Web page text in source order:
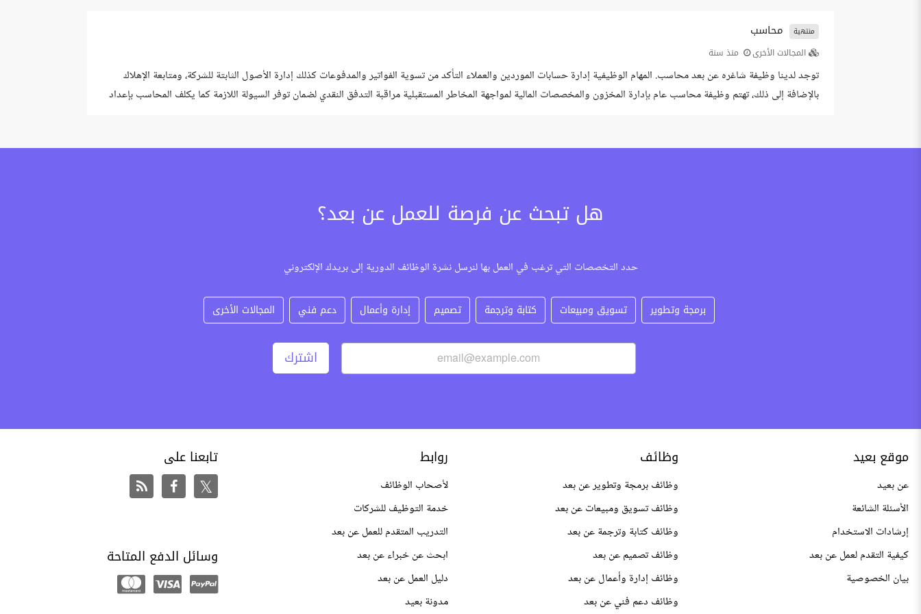
منتهية محاسب
المجالات الأخرى منذ سنة
توجد لدينا وظيفة شاغره عن بعد محاسب. المهام الوظيفية إدارة حسابات الموردين والعملاء التأكد من تسوية الفواتير والمدفوعات كذلك إدارة الأصول الثابتة للشركة، ومتابعة الإهلاك
بالإضافة إلى ذلك، تهتم وظيفة محاسب عام بإدارة المخزون والمخصصات المالية لمواجهة المخاطر المستقبلية مراقبة التدفق النقدي لضمان توفر السيولة اللازمة كما يكلف المحاسب بإعداد
هل تبحث عن فرصة للعمل عن بعد؟
حدد التخصصات التي ترغب في العمل بها لنرسل نشرة الوظائف الدورية إلى بريدك الإلكتروني
برمجة وتطوير تسويق ومبيعات كتابة وترجمة تصميم إدارة وأعمال دعم فني المجالات الأخرى
اشترك
موقع بعيد
عن بعيد
الأسئلة الشائعة
إرشادات الاستخدام
كيفية التقدم لعمل عن بعد
بيان الخصوصية
وظائف
وظائف برمجة وتطوير عن بعد
وظائف تسويق ومبيعات عن بعد
وظائف كتابة وترجمة عن بعد
وظائف تصميم عن بعد
وظائف إدارة وأعمال عن بعد
وظائف دعم فني عن بعد
روابط
لأصحاب الوظائف
خدمة التوظيف للشركات
التدريب المتقدم للعمل عن بعد
ابحث عن خبراء عن بعد
دليل العمل عن بعد
مدونة بعيد
تابعنا على
وسائل الدفع المتاحة